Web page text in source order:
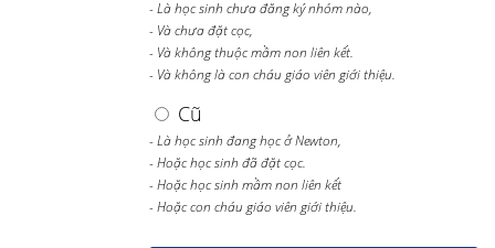
- Là học sinh chưa đăng ký nhóm nào,
- Và chưa đặt cọc,
- Và không thuộc mầm non liên kết.
- Và không là con cháu giáo viên giới thiệu.
Cũ
- Là học sinh đang học ở Newton,
- Hoặc học sinh đã đặt cọc.
- Hoặc học sinh mầm non liên kết
- Hoặc con cháu giáo viên giới thiệu.